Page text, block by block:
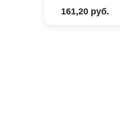
161,20 руб.